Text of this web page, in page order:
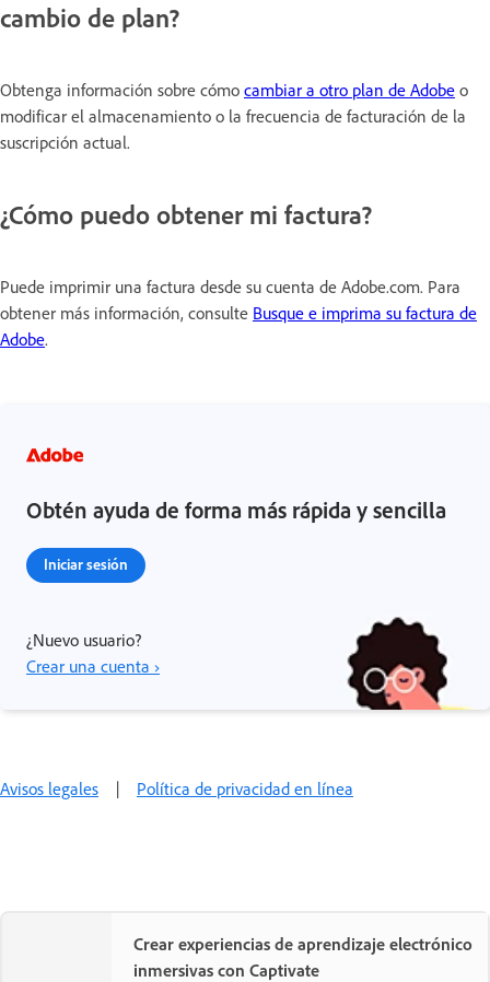
cambio de plan?
Obtenga información sobre cómo cambiar a otro plan de Adobe o
modificar el almacenamiento o la frecuencia de facturación de la
suscripción actual.
¿Cómo puedo obtener mi factura?
Puede imprimir una factura desde su cuenta de Adobe.com. Para
obtener más información, consulte Busque e imprima su factura de
Adobe.
Obtén ayuda de forma más rápida y sencilla
Iniciar sesión
¿Nuevo usuario?
Crear una cuenta ›
Avisos legales | Política de privacidad en línea
Crear experiencias de aprendizaje electrónico
inmersivas con Captivate